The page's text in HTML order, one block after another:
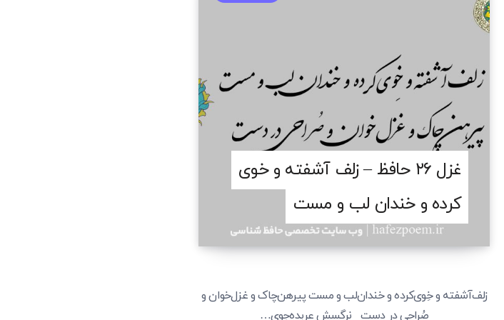
غزل ۲۶ حافظ – زلف آشفته و خوی
کرده و خندان لب و مست
زلف‌آشفته و خِوی‌کرده و خندان‌لب و مست پیرهن‌چاک و غزل‌خوان و
صُراحی در دست نرگسش عربده‌جوی…